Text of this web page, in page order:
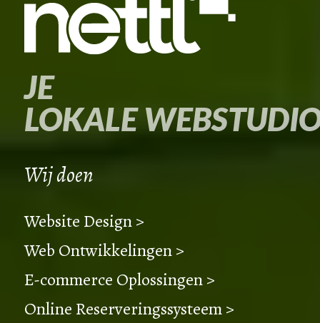
JE
LOKALE
Wij doen
Website Design >
Web Ontwikkelingen >
E-commerce Oplossingen >
Online Reserveringssysteem >